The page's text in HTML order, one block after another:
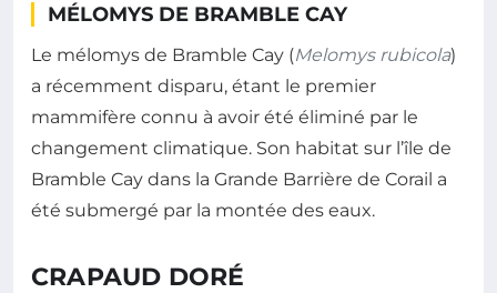
MÉLOMYS DE BRAMBLE CAY
Le mélomys de Bramble Cay (Melomys rubicola)
a récemment disparu, étant le premier
mammifère connu à avoir été éliminé par le
changement climatique. Son habitat sur l’île de
Bramble Cay dans la Grande Barrière de Corail a
été submergé par la montée des eaux.
CRAPAUD DORÉ